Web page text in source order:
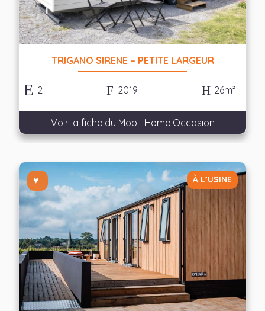
TRIGANO SIRENE – PETITE LARGEUR
2 2019 26m²
Voir la fiche du Mobil-Home Occasion
À L’USINE